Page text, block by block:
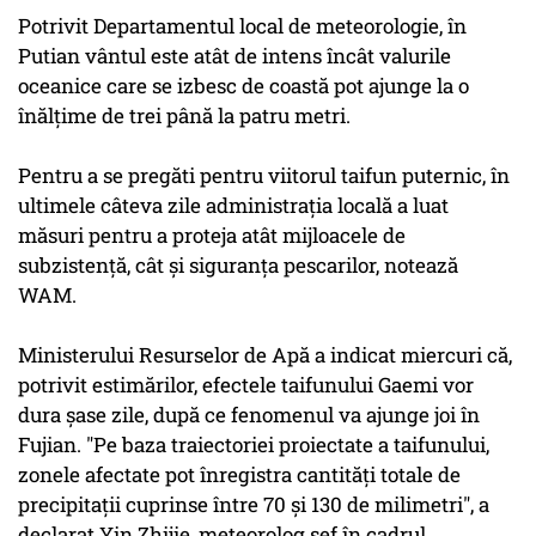
Potrivit Departamentul local de meteorologie, în
Putian vântul este atât de intens încât valurile
oceanice care se izbesc de coastă pot ajunge la o
înălţime de trei până la patru metri.
Pentru a se pregăti pentru viitorul taifun puternic, în
ultimele câteva zile administraţia locală a luat
măsuri pentru a proteja atât mijloacele de
subzistenţă, cât şi siguranţa pescarilor, notează
WAM.
Ministerului Resurselor de Apă a indicat miercuri că,
potrivit estimărilor, efectele taifunului Gaemi vor
dura şase zile, după ce fenomenul va ajunge joi în
Fujian. "Pe baza traiectoriei proiectate a taifunului,
zonele afectate pot înregistra cantităţi totale de
precipitaţii cuprinse între 70 şi 130 de milimetri", a